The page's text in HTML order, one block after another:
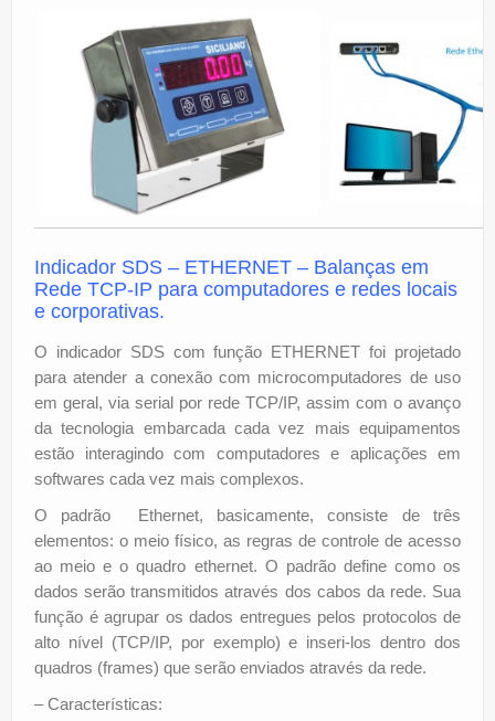
Indicador SDS – ETHERNET – Balanças em
Rede TCP-IP para computadores e redes locais
e corporativas.
O indicador SDS com função ETHERNET foi projetado
para atender a conexão com microcomputadores de uso
em geral, via serial por rede TCP/IP, assim com o avanço
da tecnologia embarcada cada vez mais equipamentos
estão interagindo com computadores e aplicações em
softwares cada vez mais complexos.
O padrão Ethernet, basicamente, consiste de três
elementos: o meio físico, as regras de controle de acesso
ao meio e o quadro ethernet. O padrão define como os
dados serão transmitidos através dos cabos da rede. Sua
função é agrupar os dados entregues pelos protocolos de
alto nível (TCP/IP, por exemplo) e inseri-los dentro dos
quadros (frames) que serão enviados através da rede.
– Características: